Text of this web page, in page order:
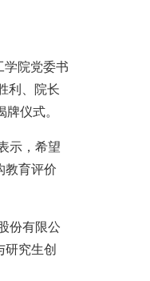
学院党委书
利、院长
仪式。
示，希望
教育评价
份有限公
究生创